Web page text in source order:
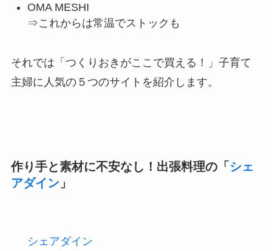
OMA MESHI
⇒これからは常温でストックも
それでは「つくりおきがここで買える！」子育て
主婦に人気の５つのサイトを紹介します。
作り手と素材に不安なし！出張料理の「シェ
アダイン 」
シェアダイン